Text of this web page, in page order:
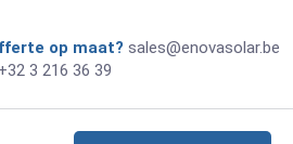
op maat? sales@enovasolar.be
+32 3 216 36 39